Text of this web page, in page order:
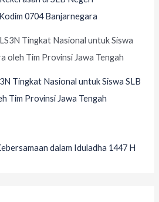
0704 Banjarnegara
Tingkat Nasional untuk Siswa SLB
Tim Provinsi Jawa Tengah
dalam Iduladha 1447 H